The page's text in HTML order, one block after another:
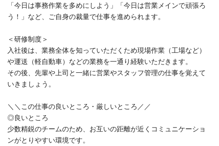
「今日は事務作業を多めにしよう」「今日は営業メインで頑張ろ
う！」など、ご自身の裁量で仕事を進められます。
＜研修制度＞
入社後は、業務全体を知っていただくため現場作業（工場など）
や運送（軽自動車）などの業務を一通り経験いただきます。
その後、先輩や上司と一緒に営業やスタッフ管理の仕事を覚えて
いきましょう。
＼＼この仕事の良いところ・厳しいところ／／
◎良いところ
少数精鋭のチームのため、お互いの距離が近くコミュニケーショ
ンがとりやすい環境です。